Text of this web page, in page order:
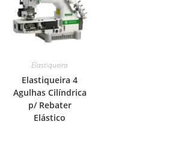
Elastiqueira
Elastiqueira 4
Agulhas Cilíndrica
p/ Rebater
Elástico